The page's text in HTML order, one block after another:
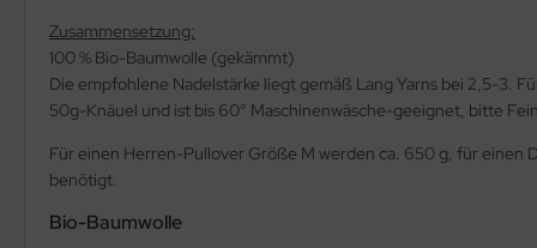
Zusammensetzung:
100 % Bio-Baumwolle (gekämmt)
Die empfohlene Nadelstärke liegt gemäß Lang Yarns bei 2,5-3.
50g-Knäuel und ist bis 60° Maschinenwäsche-geeignet, bitte
Für einen Herren-Pullover Größe M werden ca. 650 g, für einen
benötigt.
Bio-Baumwolle